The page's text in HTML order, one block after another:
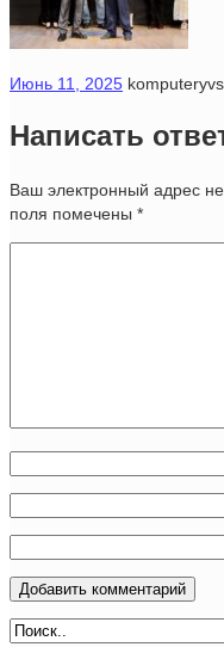
Июнь 11, 2025
Написать
Ваш электронный адрес
поля помечены *